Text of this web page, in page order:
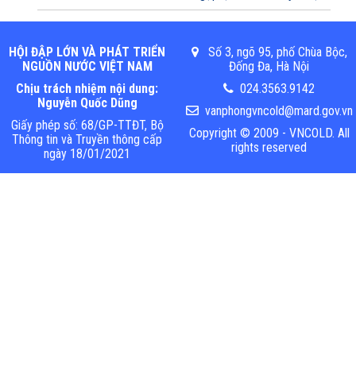
HỘI ĐẬP LỚN VÀ PHÁT TRIỂN
NGUỒN NƯỚC VIỆT NAM
Chịu trách nhiệm nội dung:
Nguyễn Quốc Dũng
Giấy phép số: 68/GP-TTĐT, Bộ
Thông tin và Truyền thông cấp
ngày 18/01/2021
Số 3, ngõ 95, phố Chùa Bộc,
Đống Đa, Hà Nội
024.3563.9142
vanphongvncold@mard.gov.vn
Copyright © 2009 - VNCOLD. All
rights reserved